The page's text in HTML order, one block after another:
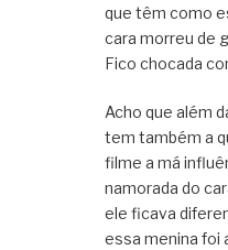
que têm como
cara morreu de
Fico chocada
Acho que além
tem também a
filme a má
namorada do
ele ficava
essa menina foi